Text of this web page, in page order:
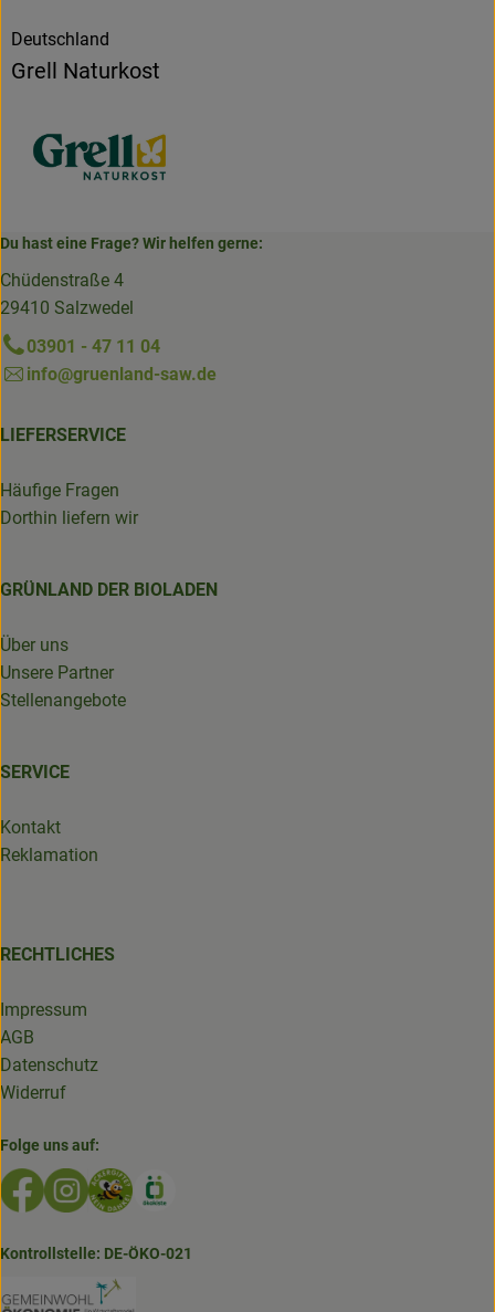
Deutschland
Grell Naturkost
Du hast eine Frage? Wir helfen gerne:
Chüdenstraße 4
29410 Salzwedel
03901 - 47 11 04
info@gruenland-saw.de
LIEFERSERVICE
Häufige Fragen
Dorthin liefern wir
GRÜNLAND DER BIOLADEN
Über uns
Unsere Partner
Stellenangebote
SERVICE
Kontakt
Reklamation
RECHTLICHES
Impressum
AGB
Datenschutz
Widerruf
Folge uns auf:
Externer Link zu https://www.facebook.com/
Externer Link zu https://www.instagram.com/
Externer Link zu https://www.bioladen-
Kontrollstelle: DE-ÖKO-021